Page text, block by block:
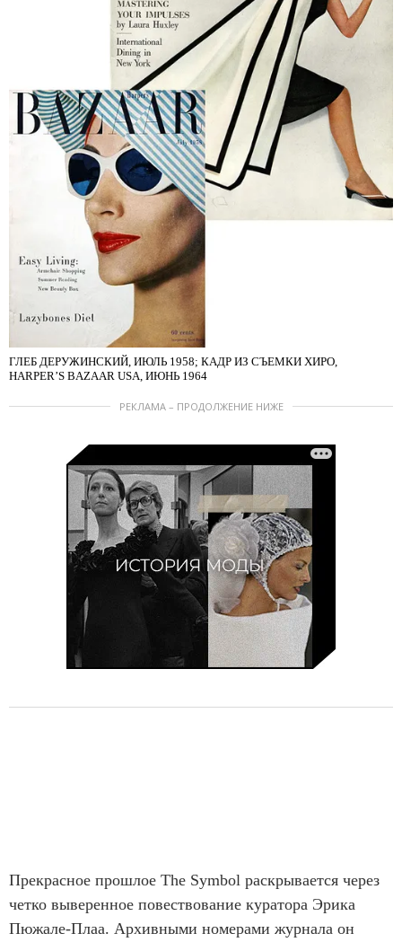
ГЛЕБ ДЕРУЖИНСКИЙ, ИЮЛЬ 1958; КАДР ИЗ СЪЕМКИ ХИРО,
HARPER’S BAZAAR USA, ИЮНЬ 1964
РЕКЛАМА – ПРОДОЛЖЕНИЕ НИЖЕ
Прекрасное прошлое The Symbol раскрывается через
четко выверенное повествование куратора Эрика
Пюжале-Плаа. Архивными номерами журнала он